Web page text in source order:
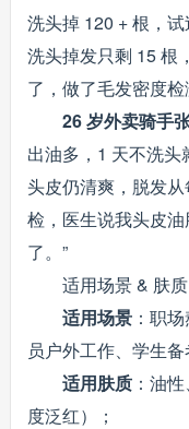
洗头掉 120 + 根，
洗头掉发只剩 15 根
了，做了毛发密度
26 岁外卖骑手
出油多，1 天不洗头
头皮仍清爽，脱发
检，医生说我头皮
了。”
适用场景 & 肤质
适用场景：职
员户外工作、学生
适用肤质：油
度泛红）；